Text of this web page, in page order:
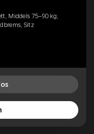
Middels 75–90 kg,
Sitz